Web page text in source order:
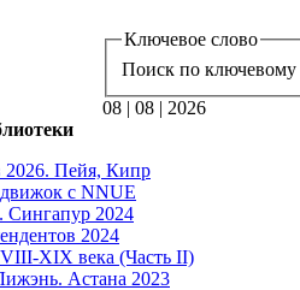
Ключевое слово
Поиск по ключевому
08 | 08 | 2026
2026. Пейя, Кипр
с NNUE
2024
2024
XIX века (Часть II)
Астана 2023